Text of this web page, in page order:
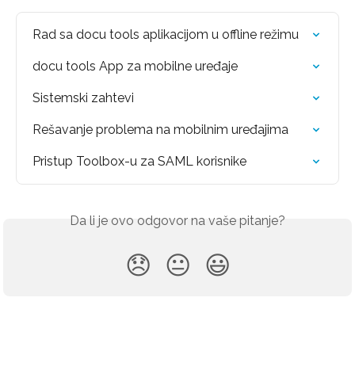
Rad sa docu tools aplikacijom u offline režimu
docu tools App za mobilne uređaje
Sistemski zahtevi
Rešavanje problema na mobilnim uređajima
Pristup Toolbox-u za SAML korisnike
Da li je ovo odgovor na vaše pitanje?
😞 😐 😃